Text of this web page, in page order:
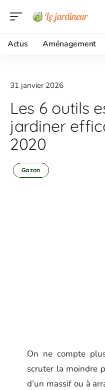
Actus Aménagement
31 janvier 2026
Les 6 outils
jardiner
2020
Gazon
On ne compte
scruter la moindre
d’un massif ou à